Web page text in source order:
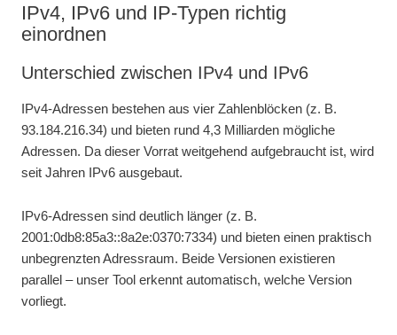
IPv4, IPv6 und IP-Typen richtig
einordnen
Unterschied zwischen IPv4 und IPv6
IPv4-Adressen bestehen aus vier Zahlenblöcken (z. B.
93.184.216.34) und bieten rund 4,3 Milliarden mögliche
Adressen. Da dieser Vorrat weitgehend aufgebraucht ist, wird
seit Jahren IPv6 ausgebaut.
IPv6-Adressen sind deutlich länger (z. B.
2001:0db8:85a3::8a2e:0370:7334) und bieten einen praktisch
unbegrenzten Adressraum. Beide Versionen existieren
parallel – unser Tool erkennt automatisch, welche Version
vorliegt.